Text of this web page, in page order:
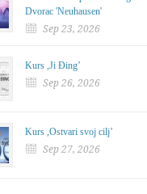
Dvorac 'Neuhausen'
Sep 23, 2026
Kurs ,Ji Đing’
Sep 26, 2026
Kurs ,Ostvari svoj cilj’
Sep 27, 2026